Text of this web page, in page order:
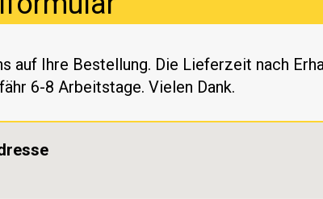
auf Ihre Bestellung. Die Lieferzeit nach
6-8 Arbeitstage. Vielen Dank.